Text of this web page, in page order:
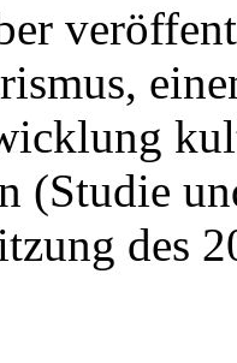
(Studie
des